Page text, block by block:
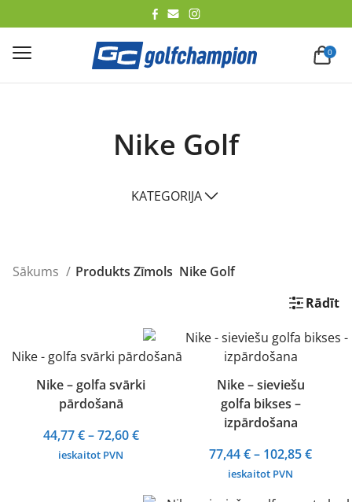
0
Nike Golf
KATEGORIJA
Sākums Produkts Zīmols Nike Golf
Rādīt
Nike – golfa svārki
pārdošanā
44,77€–72,60€Price
through
ieskaitot PVN
Nike – sieviešu
golfa bikses –
izpārdošana
77,44€ – 102,85€Price
ieskaitot PVN